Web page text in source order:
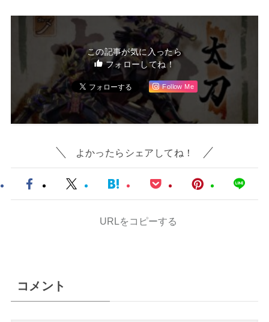
この記事が気に入ったら
フォローしてね！
Follow Me
よかったらシェアしてね！
URLをコピーする
コメント